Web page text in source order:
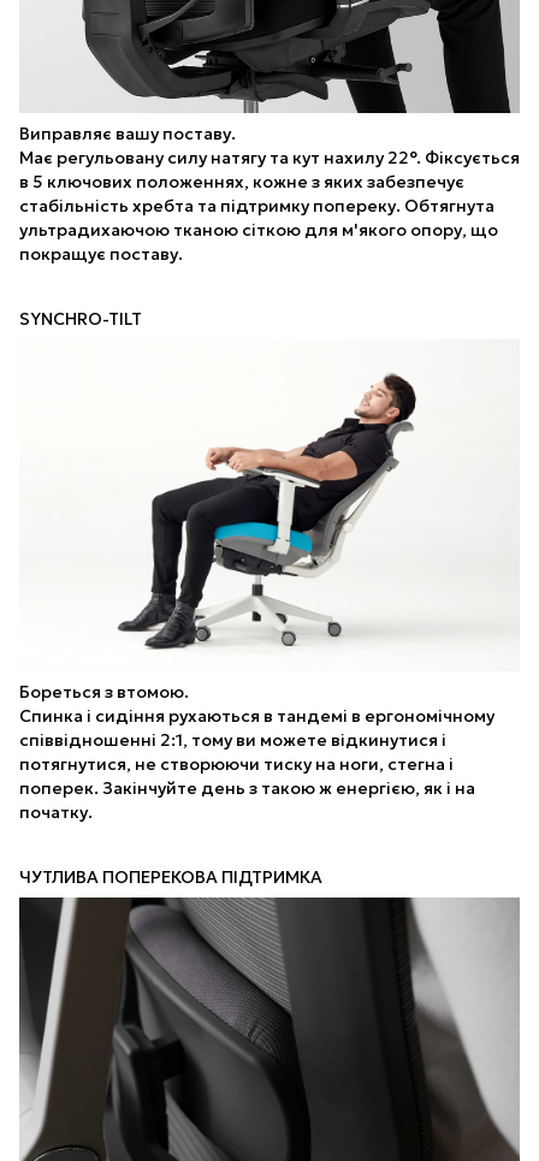
Виправляє вашу поставу.
Має регульовану силу натягу та кут нахилу 22°. Фіксується
в 5 ключових положеннях, кожне з яких забезпечує
стабільність хребта та підтримку попереку. Обтягнута
ультрадихаючою тканою сіткою для м'якого опору, що
покращує поставу.
SYNCHRO-TILT
Бореться з втомою.
Спинка і сидіння рухаються в тандемі в ергономічному
співвідношенні 2:1, тому ви можете відкинутися і
потягнутися, не створюючи тиску на ноги, стегна і
поперек. Закінчуйте день з такою ж енергією, як і на
початку.
ЧУТЛИВА ПОПЕРЕКОВА ПІДТРИМКА